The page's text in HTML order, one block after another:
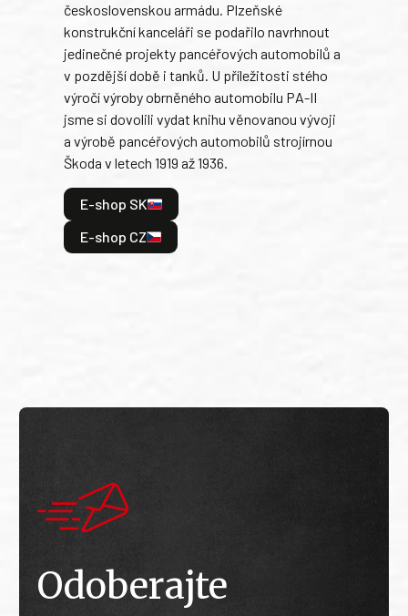
československou armádu. Plzeňské
konstrukční kanceláři se podařilo navrhnout
jedinečné projekty pancéřových automobilů a
v pozdější době i tanků. U příležitosti stého
výročí výroby obrněného automobilu PA-II
jsme si dovolili vydat knihu věnovanou vývoji
a výrobě pancéřových automobilů strojírnou
Škoda v letech 1919 až 1936.
E-shop SK
E-shop CZ
Odoberajte